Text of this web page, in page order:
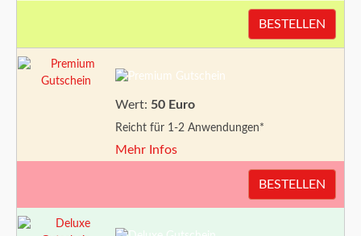
BESTELLEN
Wert: 50 Euro
Reicht für 1-2 Anwendungen*
Mehr Infos
BESTELLEN